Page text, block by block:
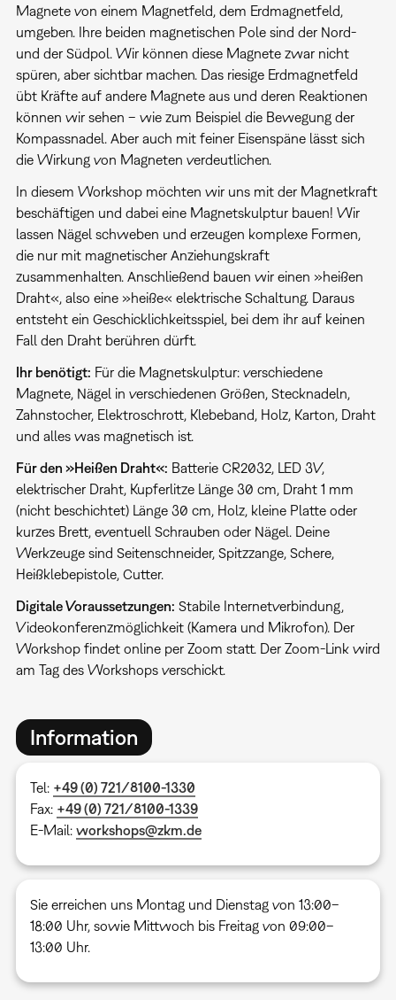
Magnete von einem Magnetfeld, dem Erdmagnetfeld,
umgeben. Ihre beiden magnetischen Pole sind der Nord-
und der Südpol. Wir können diese Magnete zwar nicht
spüren, aber sichtbar machen. Das riesige Erdmagnetfeld
übt Kräfte auf andere Magnete aus und deren Reaktionen
können wir sehen – wie zum Beispiel die Bewegung der
Kompassnadel. Aber auch mit feiner Eisenspäne lässt sich
die Wirkung von Magneten verdeutlichen.
In diesem Workshop möchten wir uns mit der Magnetkraft
beschäftigen und dabei eine Magnetskulptur bauen! Wir
lassen Nägel schweben und erzeugen komplexe Formen,
die nur mit magnetischer Anziehungskraft
zusammenhalten. Anschließend bauen wir einen »heißen
Draht«, also eine »heiße« elektrische Schaltung. Daraus
entsteht ein Geschicklichkeitsspiel, bei dem ihr auf keinen
Fall den Draht berühren dürft.
Ihr benötigt: Für die Magnetskulptur: verschiedene
Magnete, Nägel in verschiedenen Größen, Stecknadeln,
Zahnstocher, Elektroschrott, Klebeband, Holz, Karton, Draht
und alles was magnetisch ist.
Für den »Heißen Draht«: Batterie CR2032, LED 3V,
elektrischer Draht, Kupferlitze Länge 30 cm, Draht 1 mm
(nicht beschichtet) Länge 30 cm, Holz, kleine Platte oder
kurzes Brett, eventuell Schrauben oder Nägel. Deine
Werkzeuge sind Seitenschneider, Spitzzange, Schere,
Heißklebepistole, Cutter.
Digitale Voraussetzungen: Stabile Internetverbindung,
Videokonferenzmöglichkeit (Kamera und Mikrofon). Der
Workshop findet online per Zoom statt. Der Zoom-Link wird
am Tag des Workshops verschickt.
Information
Tel: +49 (0) 721/8100-1330
Fax: +49 (0) 721/8100-1339
E-Mail: workshops@zkm.de
Sie erreichen uns Montag und Dienstag von 13:00–
18:00 Uhr, sowie Mittwoch bis Freitag von 09:00–
13:00 Uhr.